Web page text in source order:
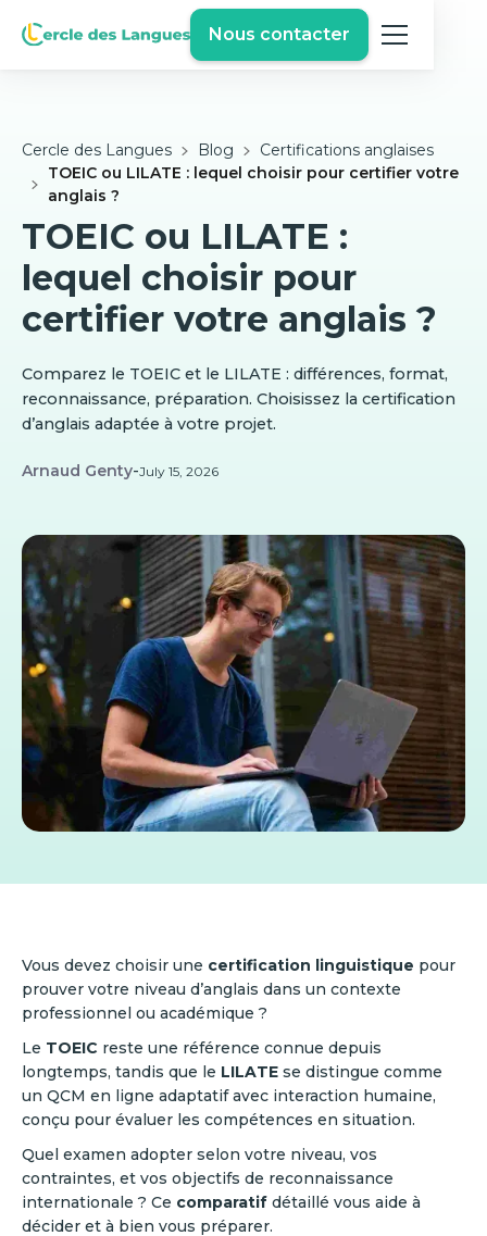
Nous contacter
Cercle des Langues Blog
Certifications anglaises
TOEIC ou LILATE : lequel choisir pour certifier votre
anglais ?
TOEIC ou LILATE :
lequel choisir pour
certifier votre anglais ?
Comparez le TOEIC et le LILATE : différences, format,
reconnaissance, préparation. Choisissez la certification
d’anglais adaptée à votre projet.
Arnaud Genty-July 15, 2026
Vous devez choisir une certification linguistique pour
prouver votre niveau d’anglais dans un contexte
professionnel ou académique ?
Le TOEIC reste une référence connue depuis
longtemps, tandis que le LILATE se distingue comme
un QCM en ligne adaptatif avec interaction humaine,
conçu pour évaluer les compétences en situation.
Quel examen adopter selon votre niveau, vos
contraintes, et vos objectifs de reconnaissance
internationale ? Ce comparatif détaillé vous aide à
décider et à bien vous préparer.